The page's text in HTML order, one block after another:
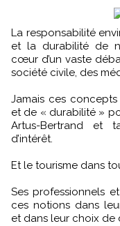
La responsabilité environnementale, le commerce éthique
et la durabilité de
cœur d’un vaste
société civile, des
Jamais ces
et de « durabilité »
Artus-Bertrand et
d’intérêt.
Et le tourisme dans
Ses professionnels
ces notions dans
et dans leur choix de